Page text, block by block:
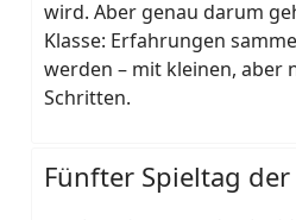
wird. Aber genau darum
Klasse: Erfahrungen
werden – mit kleinen, aber
Schritten.
Fünfter Spieltag